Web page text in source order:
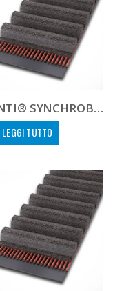
CONTI® SYNCHROBELT 240L-400 CUSTOM
LEGGI TUTTO